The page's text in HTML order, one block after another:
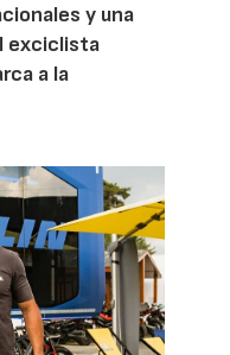
y una
exciclista
a la